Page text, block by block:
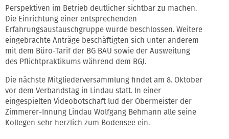
Perspektiven im Betrieb deutlicher sichtbar zu machen.
Die Einrichtung einer entsprechenden
Erfahrungsaustauschgruppe wurde beschlossen. Weitere
eingebrachte Anträge beschäftigten sich unter anderem
mit dem Büro-Tarif der BG BAU sowie der Ausweitung
des Pflichtpraktikums während dem BGJ.
Die nächste Mitgliederversammlung findet am 8. Oktober
vor dem Verbandstag in Lindau statt. In einer
eingespielten Videobotschaft lud der Obermeister der
Zimmerer-Innung Lindau Wolfgang Behmann alle seine
Kollegen sehr herzlich zum Bodensee ein.